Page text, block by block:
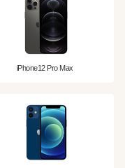
iPhone12 Pro Max